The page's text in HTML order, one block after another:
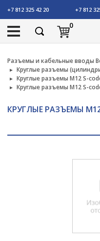
+7 812 325 42 20 +7 812
0
Разъемы и кабельные вводы
Круглые разъемы
Круглые разъемы M12 S-
Круглые разъемы M12 S-
КРУГЛЫЕ РАЗЪЕМЫ M12